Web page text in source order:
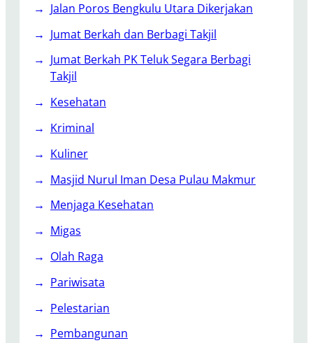
g
k
l
S
j
t
e
”
Jalan Poros Bengkulu Utara Dikerjakan
Jumat Berkah dan Berbagi Takjil
Jumat Berkah PK Teluk Segara Berbagi
Takjil
Kesehatan
Kriminal
Kuliner
Masjid Nurul Iman Desa Pulau Makmur
Menjaga Kesehatan
Migas
Olah Raga
Pariwisata
Pelestarian
Pembangunan